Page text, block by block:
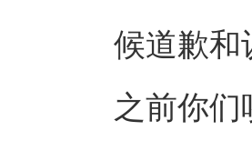
候道歉和
之前你